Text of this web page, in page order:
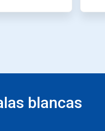
blancas